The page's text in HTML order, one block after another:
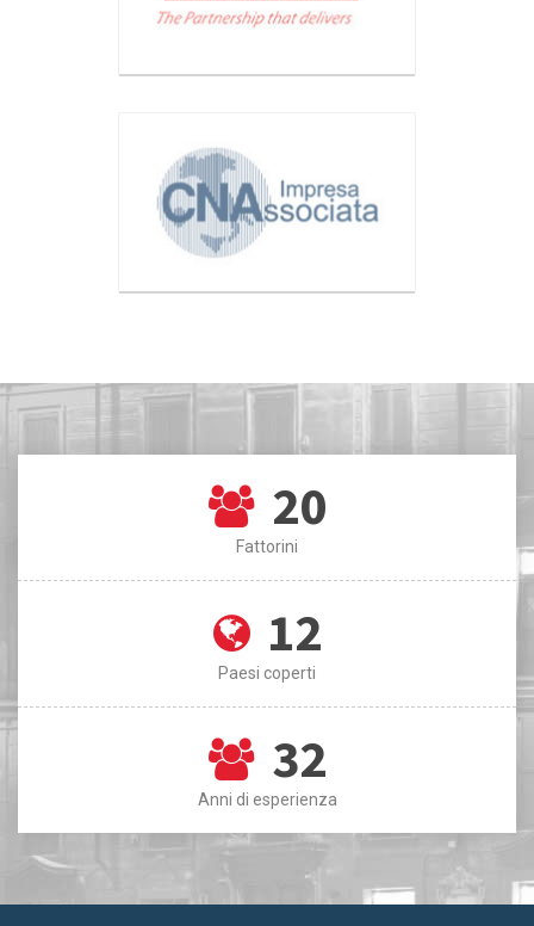
20
Fattorini
12
Paesi coperti
32
Anni di esperienza